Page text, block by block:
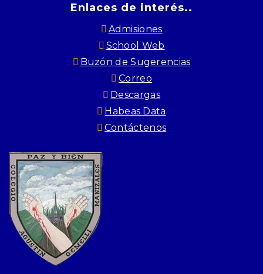
Enlaces de interés..
Admisiones
School Web
Buzón de Sugerencias
Correo
Descargas
Habeas Data
Contáctenos